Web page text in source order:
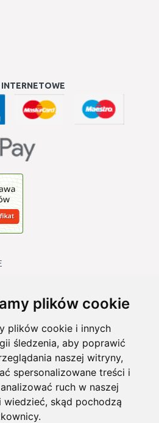
plików cookie
plików cookie i innych
śledzenia, aby poprawić
naszej witryny,
spersonalizowane treści i
ruch w naszej
wiedzieć, skąd pochodzą
E-MAIL DO LISTY ZAUFANYCH
SERWISOWYCH